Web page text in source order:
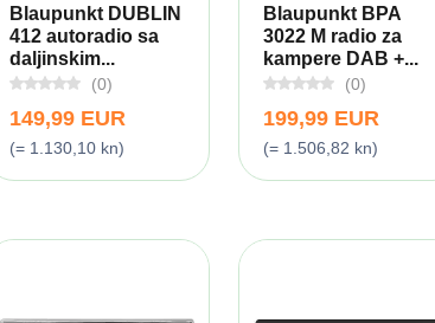
Blaupunkt DUBLIN
412 autoradio sa
daljinskim...
(0)
149,99 EUR
(= 1.130,10 kn)
Blaupunkt BPA
3022 M radio za
kampere DAB +...
(0)
199,99 EUR
(= 1.506,82 kn)